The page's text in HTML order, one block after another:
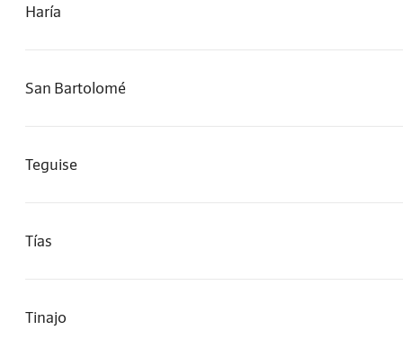
Haría
San Bartolomé
Teguise
Tías
Tinajo